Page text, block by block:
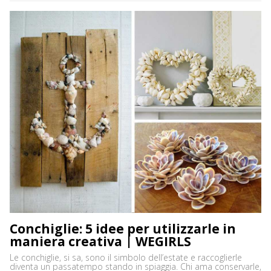
Conchiglie: 5 idee per utilizzarle in
maniera creativa | WEGIRLS
Le conchiglie, si sa, sono il simbolo dell’estate e raccoglierle
diventa un passatempo stando in spiaggia. Chi ama conservarle,